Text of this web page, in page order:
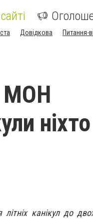
Довідкова Питання-
МОН
канікул до